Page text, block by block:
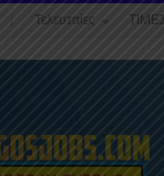
Τελευταίες